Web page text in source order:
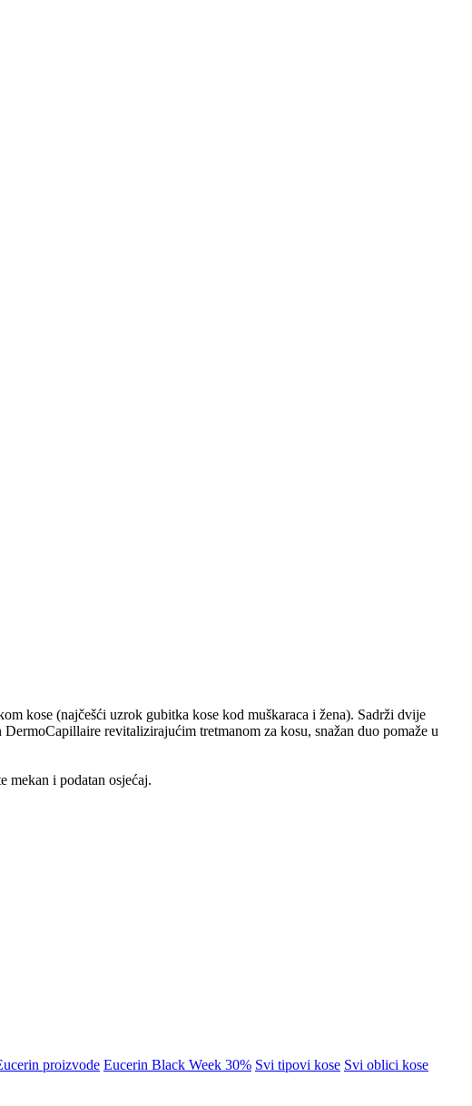
kose (najčešći uzrok gubitka kose kod muškaraca i žena). Sadrži dvije
revitalizirajućim tretmanom za kosu, snažan duo pomaže u
mekan i podatan osjećaj.
proizvode Eucerin Black Week 30% Svi tipovi kose Svi oblici kose